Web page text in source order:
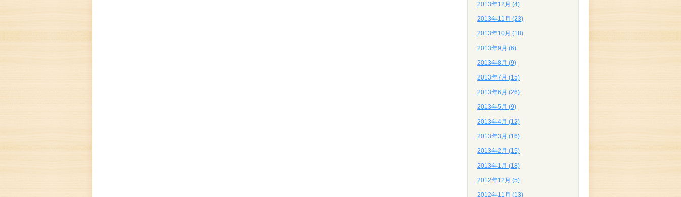
2013年12月 (4)
2013年11月 (23)
2013年10月 (18)
2013年9月 (6)
2013年8月 (9)
2013年7月 (15)
2013年6月 (26)
2013年5月 (9)
2013年4月 (12)
2013年3月 (16)
2013年2月 (15)
2013年1月 (18)
2012年12月 (5)
2012年11月 (13)